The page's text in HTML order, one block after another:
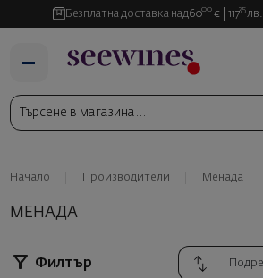
Безплатна доставка над6000 € 11735 лв.
Начало Производители Менада
МЕНАДА
Филтър